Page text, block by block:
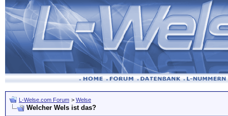
L-Welse.com Forum > Welse
Welcher Wels ist das?